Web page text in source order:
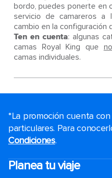
bordo, puedes ponerte en
servicio de camareros a
cambio en la configuración
Ten en cuenta: algunas
camas Royal King que
camas individuales.
*La promoción cuenta
particulares. Para
Condiciones.
Planea tu viaje